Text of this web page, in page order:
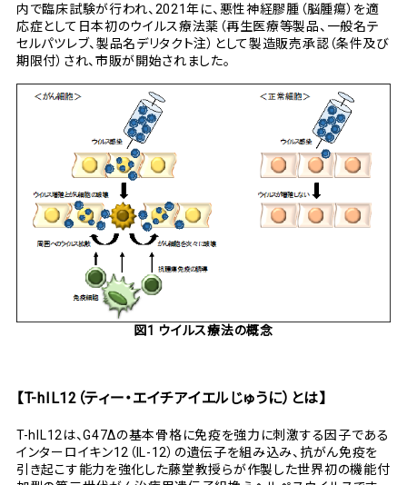
内で臨床試験が行われ、2021年に、悪性神経膠腫（脳腫瘍）を適
応症として日本初のウイルス療法薬（再生医療等製品、一般名テ
セルパツレブ、製品名デリタクト注）として製造販売承認（条件及び
期限付）され、市販が開始されました。
図1 ウイルス療法の概念
【T-hIL12（ティー・エイチアイエルじゅうに）とは】
T-hIL12は、G47Δの基本骨格に免疫を強力に刺激する因子である
インターロイキン12（IL-12）の遺伝子を組み込み、抗がん免疫を
引き起こす能力を強化した藤堂教授らが作製した世界初の機能付